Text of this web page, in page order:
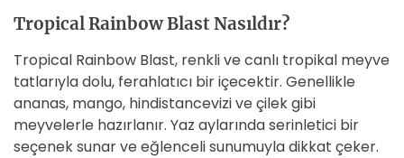
Tropical Rainbow Blast Nasıldır?
Tropical Rainbow Blast, renkli ve canlı tropikal meyve
tatlarıyla dolu, ferahlatıcı bir içecektir. Genellikle
ananas, mango, hindistancevizi ve çilek gibi
meyvelerle hazırlanır. Yaz aylarında serinletici bir
seçenek sunar ve eğlenceli sunumuyla dikkat çeker.